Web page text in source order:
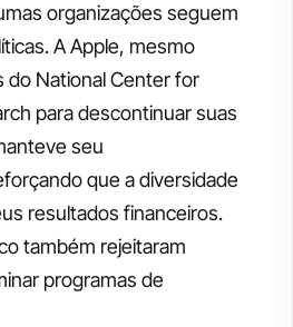
organizações seguem
A Apple, mesmo
do National Center for
para descontinuar suas
seu
que a diversidade
resultados financeiros.
também rejeitaram
programas de